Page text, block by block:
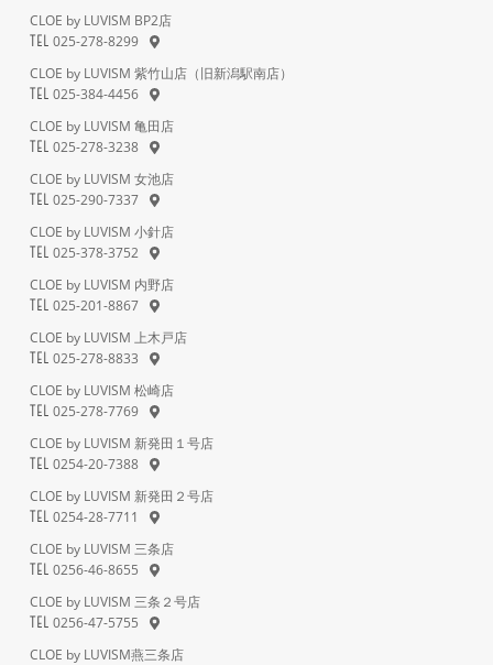
CLOE by LUVISM BP2店
TEL
025-278-8299
CLOE by LUVISM 紫竹山店（旧新潟駅南店）
TEL
025-384-4456
CLOE by LUVISM 亀田店
TEL
025-278-3238
CLOE by LUVISM 女池店
TEL
025-290-7337
CLOE by LUVISM 小針店
TEL
025-378-3752
CLOE by LUVISM 内野店
TEL
025-201-8867
CLOE by LUVISM 上木戸店
TEL
025-278-8833
CLOE by LUVISM 松崎店
TEL
025-278-7769
CLOE by LUVISM 新発田１号店
TEL
0254-20-7388
CLOE by LUVISM 新発田２号店
TEL
0254-28-7711
CLOE by LUVISM 三条店
TEL
0256-46-8655
CLOE by LUVISM 三条２号店
TEL
0256-47-5755
CLOE by LUVISM燕三条店